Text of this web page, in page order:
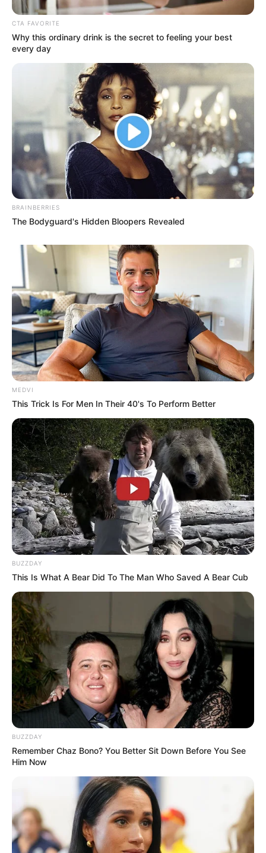
CTA FAVORITE
Why this ordinary drink is the secret to feeling your best
every day
BRAINBERRIES
The Bodyguard's Hidden Bloopers Revealed
MEDVI
This Trick Is For Men In Their 40's To Perform Better
BUZZDAY
This Is What A Bear Did To The Man Who Saved A Bear Cub
BUZZDAY
Remember Chaz Bono? You Better Sit Down Before You See
Him Now